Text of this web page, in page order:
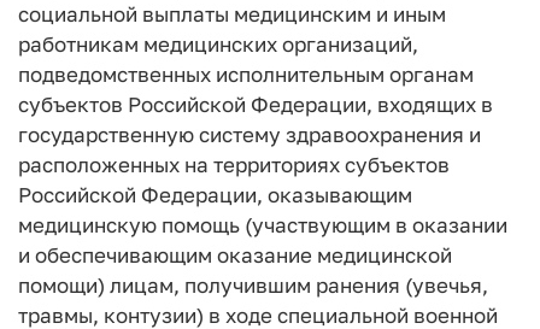
социальной выплаты медицинским и иным
работникам медицинских организаций,
подведомственных исполнительным органам
субъектов Российской Федерации, входящих в
государственную систему здравоохранения и
расположенных на территориях субъектов
Российской Федерации, оказывающим
медицинскую помощь (участвующим в оказании
и обеспечивающим оказание медицинской
помощи) лицам, получившим ранения (увечья,
травмы, контузии) в ходе специальной военной